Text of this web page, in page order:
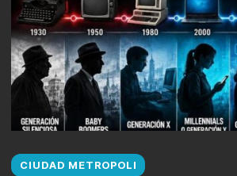
CIUDAD METROPOLI